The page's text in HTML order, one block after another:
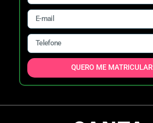
QUERO ME MATRICULAR